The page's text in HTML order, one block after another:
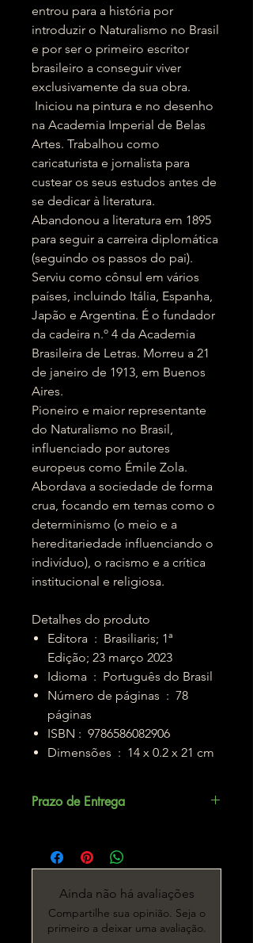
entrou para a história por
introduzir o Naturalismo no Brasil
e por ser o primeiro escritor
brasileiro a conseguir viver
exclusivamente da sua obra.
Iniciou na pintura e no desenho
na Academia Imperial de Belas
Artes. Trabalhou como
caricaturista e jornalista para
custear os seus estudos antes de
se dedicar à literatura.
Abandonou a literatura em 1895
para seguir a carreira diplomática
(seguindo os passos do pai).
Serviu como cônsul em vários
países, incluindo Itália, Espanha,
Japão e Argentina. É o fundador
da cadeira n.º 4 da Academia
Brasileira de Letras. Morreu a 21
de janeiro de 1913, em Buenos
Aires.
Pioneiro e maior representante
do Naturalismo no Brasil,
influenciado por autores
europeus como Émile Zola.
Abordava a sociedade de forma
crua, focando em temas como o
determinismo (o meio e a
hereditariedade influenciando o
indivíduo), o racismo e a crítica
institucional e religiosa.
Detalhes do produto
Editora ‏ : ‎ Brasiliaris; 1ª
Edição; 23 março 2023
Idioma ‏ : ‎ Português do Brasil
Número de páginas ‏ : ‎ 78
páginas
ISBN : ‎ 9786586082906
Dimensões ‏ : ‎ 14 x 0.2 x 21 cm
Prazo de Entrega
Ainda não há avaliações
Compartilhe sua opinião. Seja o
primeiro a deixar uma avaliação.